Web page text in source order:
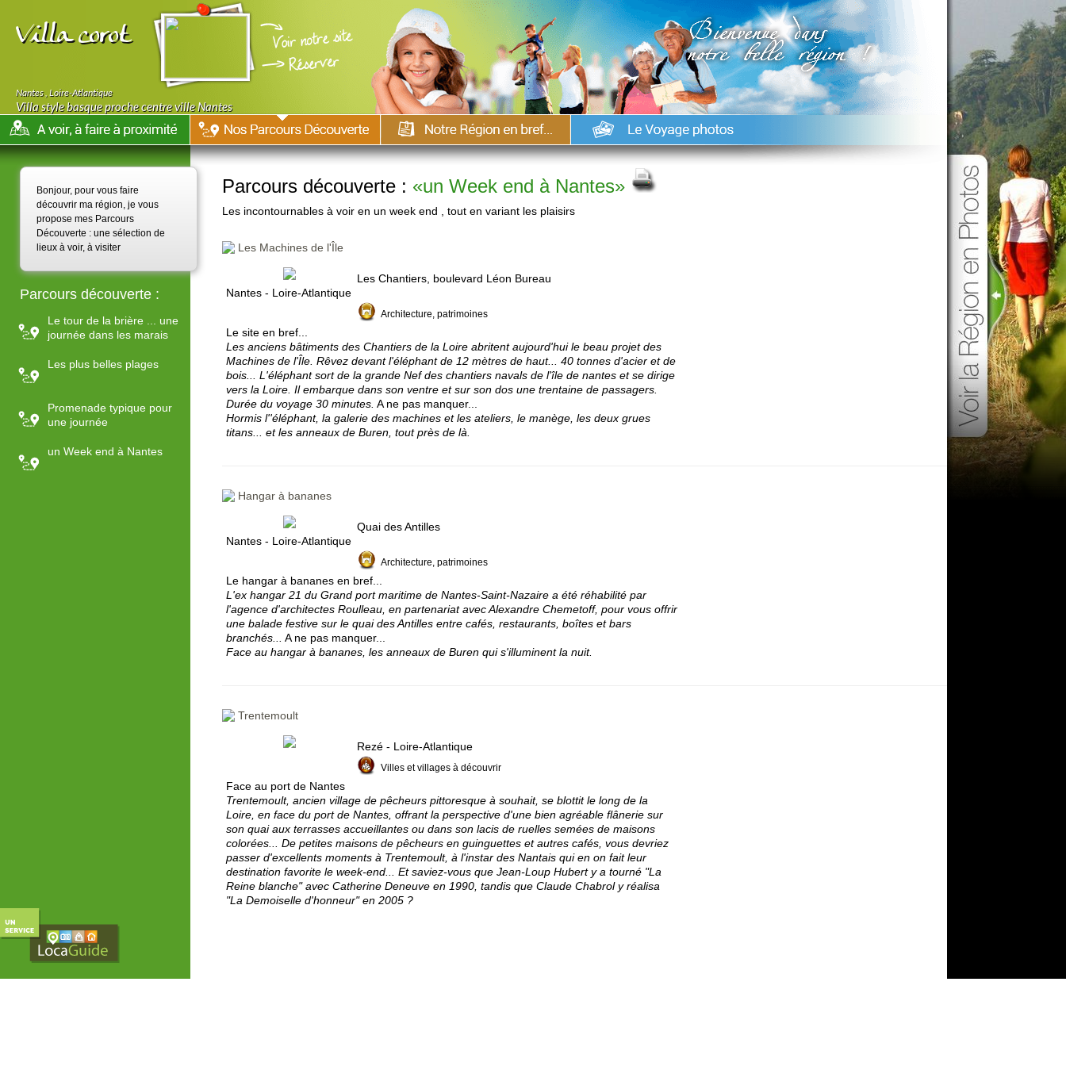
Villa corot
Nantes, Loire-Atlantique
Villa style basque proche centre ville Nantes
Bonjour, pour vous faire
découvrir ma région, je vous
propose mes Parcours
Découverte : une sélection de
lieux à voir, à visiter
Parcours découverte :
Le tour de la brière ... une
journée dans les marais
Les plus belles plages
Promenade typique pour
une journée
un Week end à Nantes
Parcours découverte : «un Week end à Nantes»
Les incontournables à voir en un week end , tout en variant les plaisirs
Les Machines de l'Île
Les Chantiers, boulevard Léon Bureau
Nantes - Loire-Atlantique
Architecture, patrimoines
Le site en bref...
Les anciens bâtiments des Chantiers de la Loire abritent aujourd'hui le beau projet des
Machines de l'Île. Rêvez devant l'éléphant de 12 mètres de haut... 40 tonnes d'acier et de
bois... L'éléphant sort de la grande Nef des chantiers navals de l'île de nantes et se dirige
vers la Loire. Il embarque dans son ventre et sur son dos une trentaine de passagers.
Durée du voyage 30 minutes. A ne pas manquer...
Hormis l''éléphant, la galerie des machines et les ateliers, le manège, les deux grues
titans... et les anneaux de Buren, tout près de là.
Hangar à bananes
Quai des Antilles
Nantes - Loire-Atlantique
Architecture, patrimoines
Le hangar à bananes en bref...
L'ex hangar 21 du Grand port maritime de Nantes-Saint-Nazaire a été réhabilité par
l'agence d'architectes Roulleau, en partenariat avec Alexandre Chemetoff, pour vous offrir
une balade festive sur le quai des Antilles entre cafés, restaurants, boîtes et bars
branchés...
A ne pas manquer...
Face au hangar à bananes, les anneaux de Buren qui s'illuminent la nuit.
Trentemoult
Rezé - Loire-Atlantique
Villes et villages à découvrir
Face au port de Nantes
Trentemoult, ancien village de pêcheurs pittoresque à souhait, se blottit le long de la
Loire, en face du port de Nantes, offrant la perspective d'une bien agréable flânerie sur
son quai aux terrasses accueillantes ou dans son lacis de ruelles semées de maisons
colorées... De petites maisons de pêcheurs en guinguettes et autres cafés, vous devriez
passer d'excellents moments à Trentemoult, à l'instar des Nantais qui en on fait leur
destination favorite le week-end... Et saviez-vous que Jean-Loup Hubert y a tourné "La
Reine blanche" avec Catherine Deneuve en 1990, tandis que Claude Chabrol y réalisa
"La Demoiselle d'honneur" en 2005 ?